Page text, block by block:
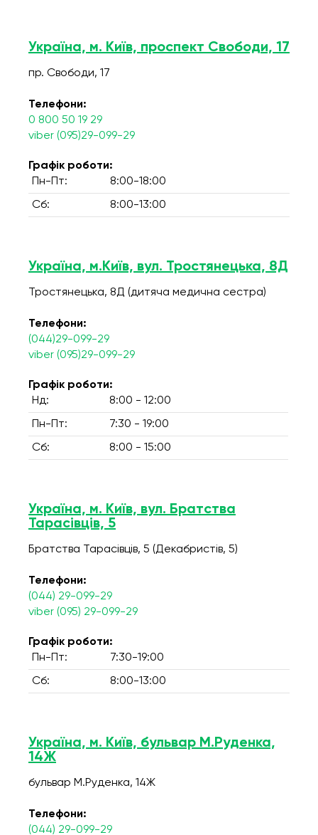
Україна, м. Київ, проспект Свободи, 17
пр. Свободи, 17
Телефони:
0 800 50 19 29
viber (095)29-099-29
Графік роботи:
Пн-Пт:
8:00-18:00
Сб: 8:00-13:00
Україна, м.Київ, вул. Тростянецька, 8Д
Тростянецька, 8Д (дитяча медична сестра)
Телефони:
(044)29-099-29
viber (095)29-099-29
Графік роботи:
Нд:
8:00 - 12:00
Пн-Пт: 7:30 - 19:00
Сб: 8:00 - 15:00
Україна, м. Київ, вул. Братства
Тарасівців, 5
Братства Тарасівців, 5 (Декабристів, 5)
Телефони:
(044) 29-099-29
viber (095) 29-099-29
Графік роботи:
Пн-Пт:
7:30-19:00
Сб: 8:00-13:00
Україна, м. Київ, бульвар М.Руденка,
14Ж
бульвар М.Руденка, 14Ж
Телефони:
(044) 29-099-29